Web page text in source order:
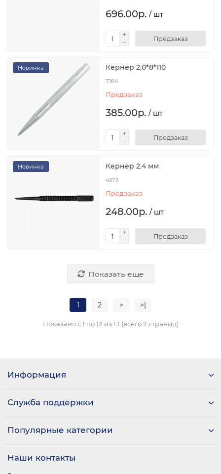
696.00р. / шт
Предзаказ
Новинка Кернер 2,0*8*110
7164
Предзаказ
385.00р. / шт
Предзаказ
Новинка Кернер 2,4 мм
4373
Предзаказ
248.00р. / шт
Предзаказ
Показать еще
1 2 > >|
Показано с 1 по 12 из 13 (всего 2 страниц)
Информация
Служба поддержки
Популярные категории
Наши контакты